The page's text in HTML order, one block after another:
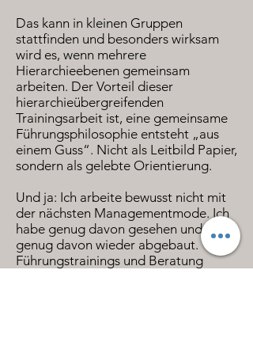
Das kann in kleinen Gruppen
stattfinden und besonders wirksam
wird es, wenn mehrere
Hierarchieebenen gemeinsam
arbeiten. Der Vorteil dieser
hierarchieübergreifenden
Trainingsarbeit ist, eine gemeinsame
Führungsphilosophie entsteht „aus
einem Guss“. Nicht als Leitbild Papier,
sondern als gelebte Orientierung.
Und ja: Ich arbeite bewusst nicht mit
der nächsten Managementmode. Ich
habe genug davon gesehen und auch
genug davon wieder abgebaut.
Führungstrainings und Beratung